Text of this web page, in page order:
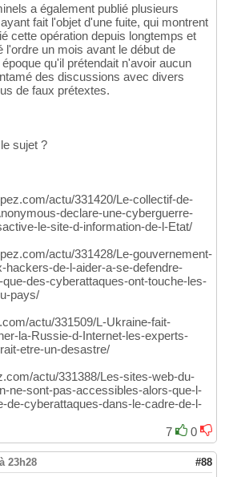
a également publié plusieurs
fait l'objet d'une fuite, qui montrent
cette opération depuis longtemps et
l'ordre un mois avant le début de
qu'il prétendait n'avoir aucun
des discussions avec divers
de faux prétextes.
sujet ?
actu/331420/Le-collectif-de-
declare-une-cyberguerre-
le-site-d-information-de-l-Etat/
actu/331428/Le-gouvernement-
hackers-de-l-aider-a-se-defendre-
des-cyberattaques-ont-touche-les-
pays/
actu/331509/L-Ukraine-fait-
la-Russie-d-Internet-les-experts-
etre-un-desastre/
actu/331388/Les-sites-web-du-
ne-sont-pas-accessibles-alors-que-l-
de-cyberattaques-dans-le-cadre-de-l-
7
0
23h28 #88